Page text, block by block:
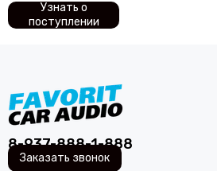
Focal
Five
IDOL AUDIO
Ivolga
Incar
Infinity
Узнать о
поступлении
8-937-888-1-888
Заказать звонок